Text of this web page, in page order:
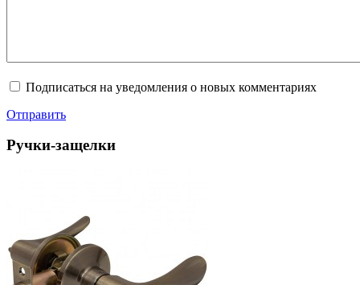
Подписаться на уведомления о новых комментариях
Отправить
Ручки-защелки